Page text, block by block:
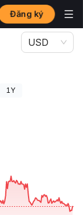
Đăng ký
USD
1Y